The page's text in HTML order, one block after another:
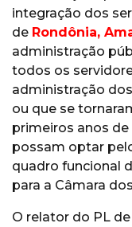
integração dos
de Rondônia,
administração
todos os
administração
ou que se
primeiros anos
possam optar
quadro funcional
para a Câmara
O relator do PL